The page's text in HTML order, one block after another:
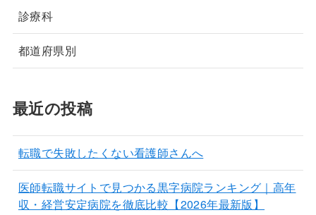
診療科
都道府県別
最近の投稿
転職で失敗したくない看護師さんへ
医師転職サイトで見つかる黒字病院ランキング｜高年
収・経営安定病院を徹底比較【2026年最新版】